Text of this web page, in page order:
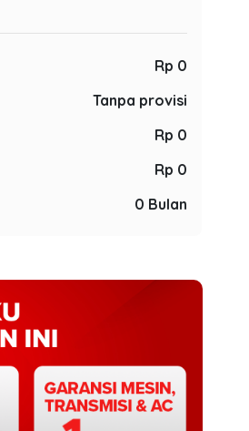
Rp 0
Tanpa provisi
Rp 0
Rp 0
0 Bulan